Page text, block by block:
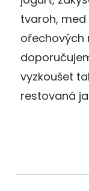
tvaroh, med
ořechových
vyzkoušet
restovaná